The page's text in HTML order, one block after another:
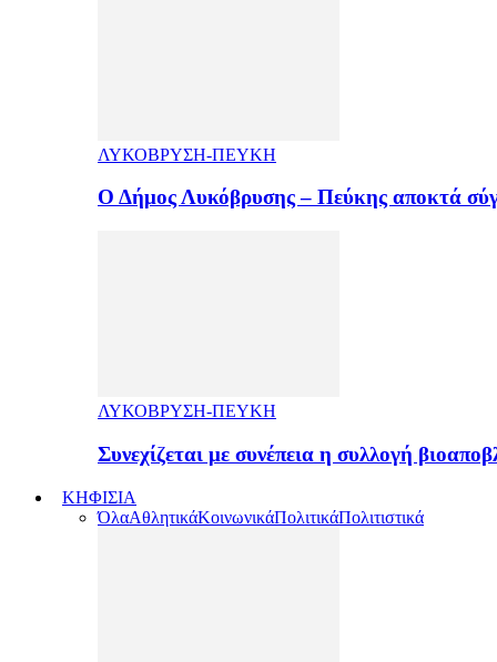
ΛΥΚΟΒΡΥΣΗ-ΠΕΥΚΗ
Ο Δήμος Λυκόβρυσης – Πεύκης αποκτά
ΛΥΚΟΒΡΥΣΗ-ΠΕΥΚΗ
Συνεχίζεται με συνέπεια η συλλογή
ΚΗΦΙΣΙΑ
ΌλαΑθλητικάΚοινωνικάΠολιτικάΠολιτιστικά